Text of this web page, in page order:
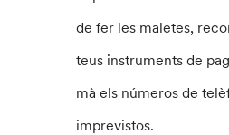
de fer les maletes,
teus instruments de
mà els números de
imprevistos.